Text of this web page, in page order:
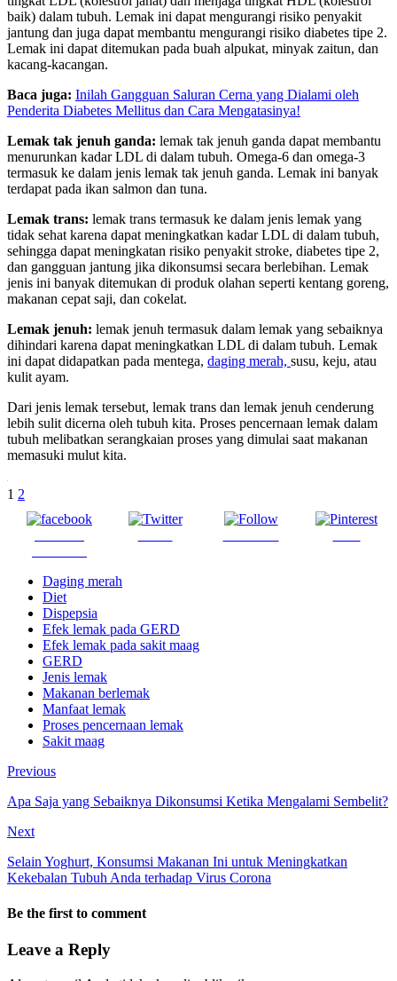
baik) dalam tubuh. Lemak ini dapat mengurangi risiko penyakit
jantung dan juga dapat membantu mengurangi risiko diabetes tipe 2.
Lemak ini dapat ditemukan pada buah alpukat, minyak zaitun, dan
kacang-kacangan.
Baca juga: Inilah Gangguan Saluran Cerna yang Dialami oleh
Penderita Diabetes Mellitus dan Cara Mengatasinya!
Lemak tak jenuh ganda: lemak tak jenuh ganda dapat membantu
menurunkan kadar LDL di dalam tubuh. Omega-6 dan omega-3
termasuk ke dalam jenis lemak tak jenuh ganda. Lemak ini banyak
terdapat pada ikan salmon dan tuna.
Lemak trans: lemak trans termasuk ke dalam jenis lemak yang
tidak sehat karena dapat meningkatkan kadar LDL di dalam tubuh,
sehingga dapat meningkatan risiko penyakit stroke, diabetes tipe 2,
dan gangguan jantung jika dikonsumsi secara berlebihan. Lemak
jenis ini banyak ditemukan di produk olahan seperti kentang goreng,
makanan cepat saji, dan cokelat.
Lemak jenuh: lemak jenuh termasuk dalam lemak yang sebaiknya
dihindari karena dapat meningkatkan LDL di dalam tubuh. Lemak
ini dapat didapatkan pada mentega, daging merah, susu, keju, atau
kulit ayam.
Dari jenis lemak tersebut, lemak trans dan lemak jenuh cenderung
lebih sulit dicerna oleh tubuh kita. Proses pencernaan lemak dalam
tubuh melibatkan serangkaian proses yang dimulai saat makanan
memasuki mulut kita.
.
1 2
Daging merah
Diet
Dispepsia
Efek lemak pada GERD
Efek lemak pada sakit maag
GERD
Jenis lemak
Makanan berlemak
Manfaat lemak
Proses pencernaan lemak
Sakit maag
Previous
Apa Saja yang Sebaiknya Dikonsumsi Ketika Mengalami Sembelit?
Next
Selain Yoghurt, Konsumsi Makanan Ini untuk Meningkatkan
Kekebalan Tubuh Anda terhadap Virus Corona
Be the first to comment
Leave a Reply